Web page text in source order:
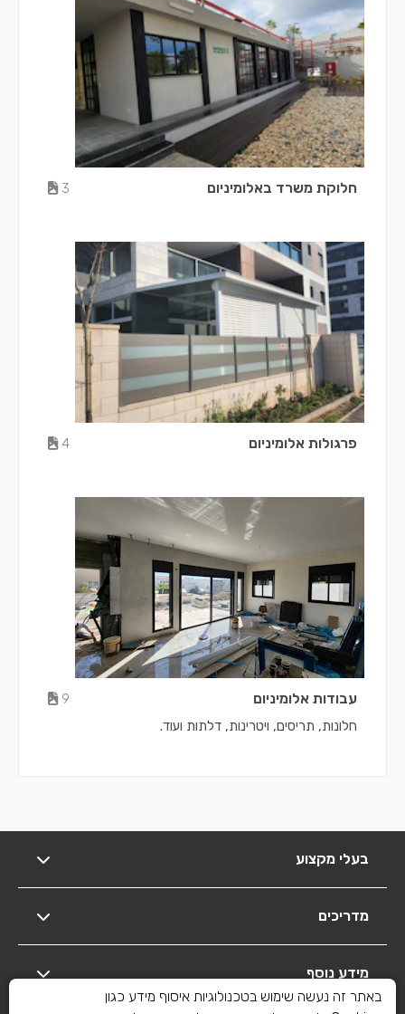
חלוקת משרד באלומיניום 3
פרגולות אלומיניום 4
עבודות אלומיניום
9
חלונות, תריסים, ויטרינות, דלתות ועוד.
בעלי מקצוע
מדריכים
מידע נוסף
באתר זה נעשה שימוש בטכנולוגיות איסוף מידע כגון